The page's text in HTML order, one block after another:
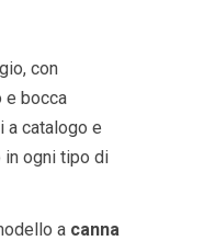
con
e bocca
a catalogo e
in ogni tipo di
a canna